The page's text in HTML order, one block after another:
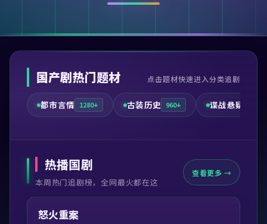
国产剧热门题材 点击题材快速进入分类追剧
都市言情 1280+ 古装历史 960+ 谍战悬疑
热播国剧
本周热门追剧榜，全网最火都在这
查看更多 →
热门
怒火重案